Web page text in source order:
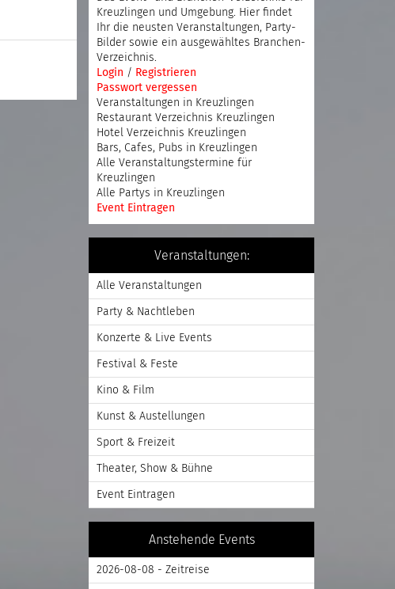
Kreuzlingen und Umgebung. Hier findet
Ihr die neusten Veranstaltungen, Party-
Bilder sowie ein ausgewähltes Branchen-
Verzeichnis.
Login / Registrieren
Passwort vergessen
Veranstaltungen in Kreuzlingen
Restaurant Verzeichnis Kreuzlingen
Hotel Verzeichnis Kreuzlingen
Bars, Cafes, Pubs in Kreuzlingen
Alle Veranstaltungstermine für
Kreuzlingen
Alle Partys in Kreuzlingen
Event Eintragen
Veranstaltungen:
Alle Veranstaltungen
Party & Nachtleben
Konzerte & Live Events
Festival & Feste
Kino & Film
Kunst & Austellungen
Sport & Freizeit
Theater, Show & Bühne
Event Eintragen
Anstehende Events
2026-08-08 - Zeitreise